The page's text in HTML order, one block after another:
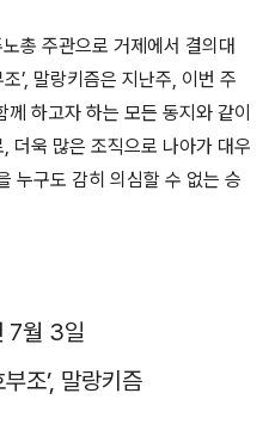
노총 주관으로 거제에서 결의대
’, 말랑키즘은 지난주, 이번 주
께 하고자 하는 모든 동지와 같이
, 더욱 많은 조직으로 나아가 대우
누구도 감히 의심할 수 없는 승
7월 3일
조’, 말랑키즘